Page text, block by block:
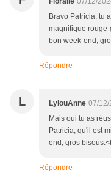
Bravo Patricia, tu
magnifique
bon week-end,
Répondre
L LylouAnne 07/12/
Mais oui tu as
Patricia, qu'il est
end, gros
Répondre